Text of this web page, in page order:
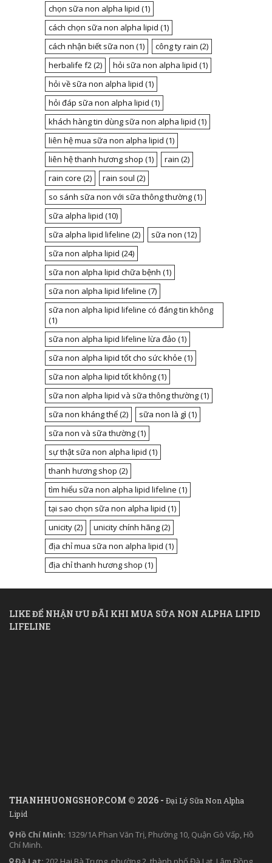
chọn sữa non alpha lipid (1)
cách chọn sữa non alpha lipid (1)
cách nhận biết sữa non (1) công ty rain (2)
herbalife f2(2) hỏi sữa non alpha lipid (1)
hỏi về sữa non alpha lipid (1)
hỏi đáp sữa non alpha lipid (1)
khách hàng tin dùng sữa non alpha lipid (1)
liên hệ mua sữa non alpha lipid (1)
liên hệ thanh hương shop (1) rain (2)
rain core (2) rain soul (2)
so sánh sữa non với sữa thông thường(1)
sữa alpha lipid (10)
sữa alpha lipid lifeline (2) sữa non (12)
sữa non alpha lipid (24)
sữa non alpha lipid chữa bệnh (1)
sữa non alpha lipid lifeline (7)
sữa non alpha lipid lifeline có đáng tin không
(1)
sữa non alpha lipid lifeline lừa đảo (1)
sữa non alpha lipid tốt cho sức khỏe (1)
sữa non alpha lipid tốt không(1)
sữa non alpha lipid và sữa thông thường(1)
sữa non kháng thể(2) sữa non là gì (1)
sữa non và sữa thường(1)
sự thật sữa non alpha lipid (1)
thanh hương shop (2)
tìm hiểu sữa non alpha lipid lifeline (1)
tại sao chọn sữa non alpha lipid (1)
unicity(2) unicity chính hãng(2)
địa chỉ mua sữa non alpha lipid (1)
địa chỉ thanh hương shop (1)
LIKE ĐỂ NHẬN ƯU ĐÃI KHI MUA SỮA NON ALPHA LIPID
LIFELINE
THANHHUONGSHOP.COM © 2026 - Đại Lý Sữa Non Alpha
Lipid
Hồ Chí Minh: 1329/1A Phan Văn Trị, Phường 10, Quận Gò Vấp, Hồ
Chí Minh.